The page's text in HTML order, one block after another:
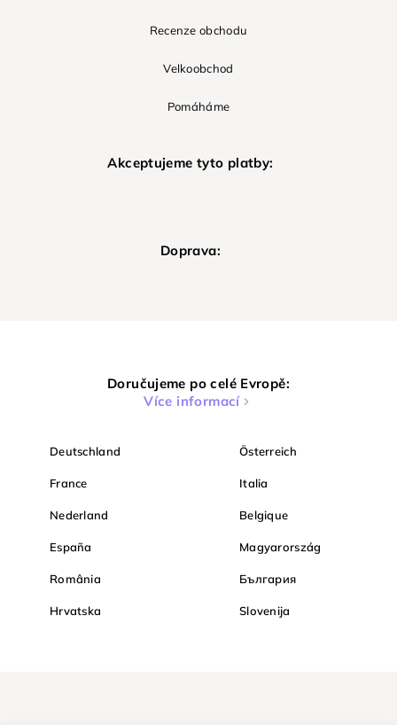
Recenze obchodu
Velkoobchod
Pomáháme
Akceptujeme tyto platby:
Doprava:
Doručujeme po celé Evropě:
Více informací
Deutschland Österreich
France Italia
Nederland Belgique
España Magyarország
România България
Hrvatska Slovenija